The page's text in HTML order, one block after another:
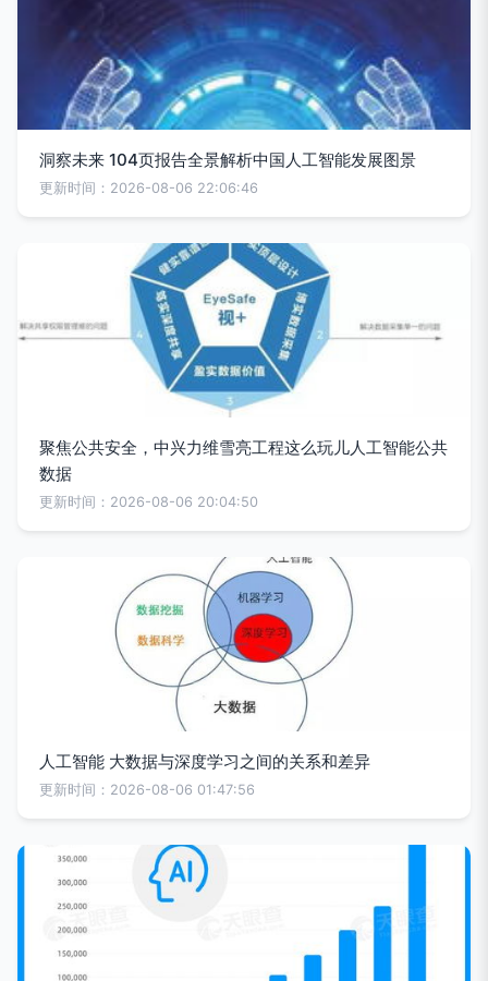
洞察未来 104页报告全景解析中国人工智能发展图景
更新时间：2026-08-06 22:06:46
聚焦公共安全，中兴力维雪亮工程这么玩儿人工智能公共
数据
更新时间：2026-08-06 20:04:50
人工智能 大数据与深度学习之间的关系和差异
更新时间：2026-08-06 01:47:56